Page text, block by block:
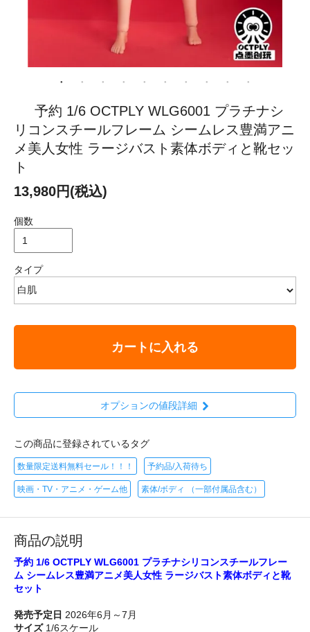
予約 1/6 OCTPLY WLG6001 プラチナシ
リコンスチールフレーム シームレス豊満アニ
メ美人女性 ラージバスト素体ボディと靴セッ
ト
13,980円(税込)
個数
タイプ
カートに入れる
オプションの値段詳細
この商品に登録されているタグ
数量限定送料無料セール！！！ 予約品/入荷待ち
映画・TV・アニメ・ゲーム他 素体/ボディ （一部付属品含む）
商品の説明
予約 1/6 OCTPLY WLG6001 プラチナシリコンスチールフレー
ム シームレス豊満アニメ美人女性 ラージバスト素体ボディと靴
セット
発売予定日 2026年6月～7月
サイズ1/6スケール